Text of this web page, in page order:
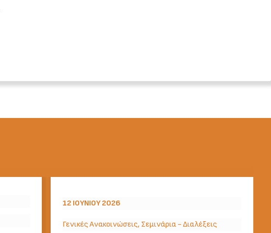
12 ΙΟΥΝΊΟΥ 2026
Γενικές Ανακοινώσεις, Σεμινάρια - Διαλέξεις